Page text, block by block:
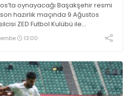
oynayacağı Başakşehir resmi
hazırlık maçında 9 Ağustos
ZED Futbol Kulübü ile
13:00